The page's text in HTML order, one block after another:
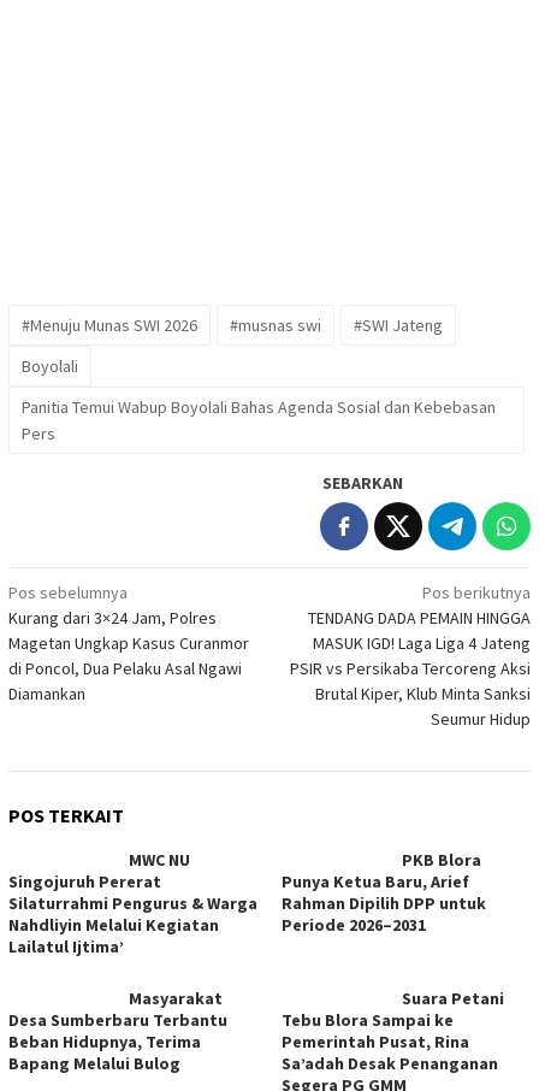
#Menuju Munas SWI 2026 #musnas swi
#SWI Jateng
Boyolali
Panitia Temui Wabup Boyolali Bahas Agenda Sosial dan Kebebasan
Pers
SEBARKAN
Navigasi
pos
Pos sebelumnya
Kurang dari 3×24 Jam, Polres
Magetan Ungkap Kasus Curanmor
di Poncol, Dua Pelaku Asal Ngawi
Diamankan
Pos berikutnya
TENDANG DADA PEMAIN HINGGA
MASUK IGD! Laga Liga 4 Jateng
PSIR vs Persikaba Tercoreng Aksi
Brutal Kiper, Klub Minta Sanksi
Seumur Hidup
POS TERKAIT
MWC NU
Singojuruh Pererat
Silaturrahmi Pengurus & Warga
Nahdliyin Melalui Kegiatan
Lailatul Ijtima’
PKB Blora
Punya Ketua Baru, Arief
Rahman Dipilih DPP untuk
Periode 2026–2031
Masyarakat
Desa Sumberbaru Terbantu
Beban Hidupnya, Terima
Bapang Melalui Bulog
Suara Petani
Tebu Blora Sampai ke
Pemerintah Pusat, Rina
Sa’adah Desak Penanganan
Segera PG GMM